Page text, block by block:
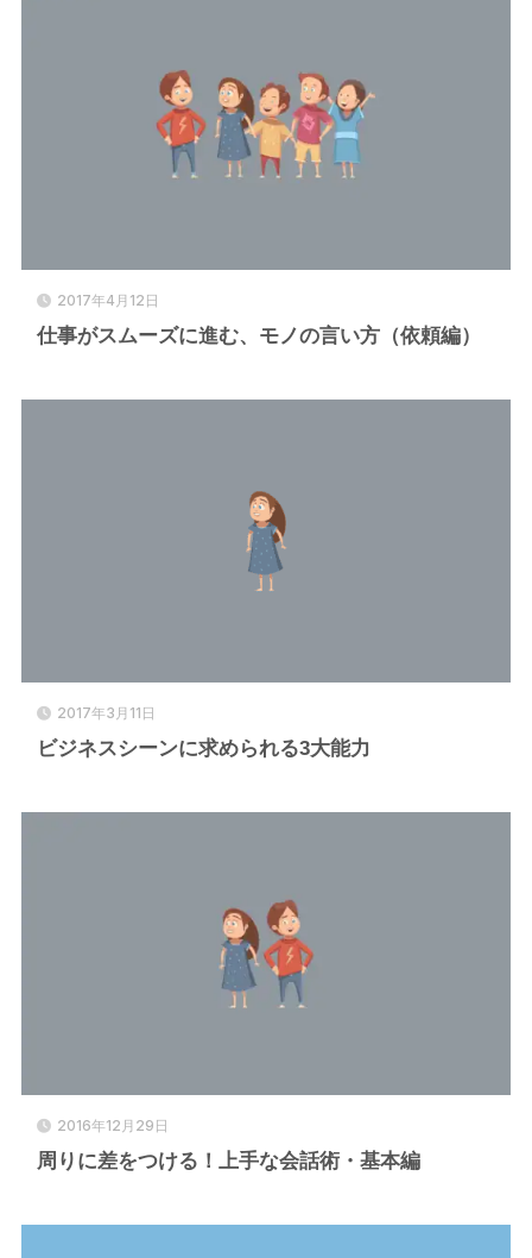
2017年4月12日
仕事がスムーズに進む、モノの言い方（依頼編）
2017年3月11日
ビジネスシーンに求められる3大能力
2016年12月29日
周りに差をつける！上手な会話術・基本編